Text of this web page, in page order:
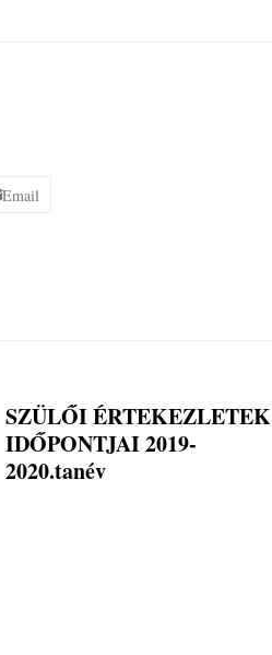
Email
SZÜLŐI ÉRTEKEZLETEK
IDŐPONTJAI 2019-
2020.tanév